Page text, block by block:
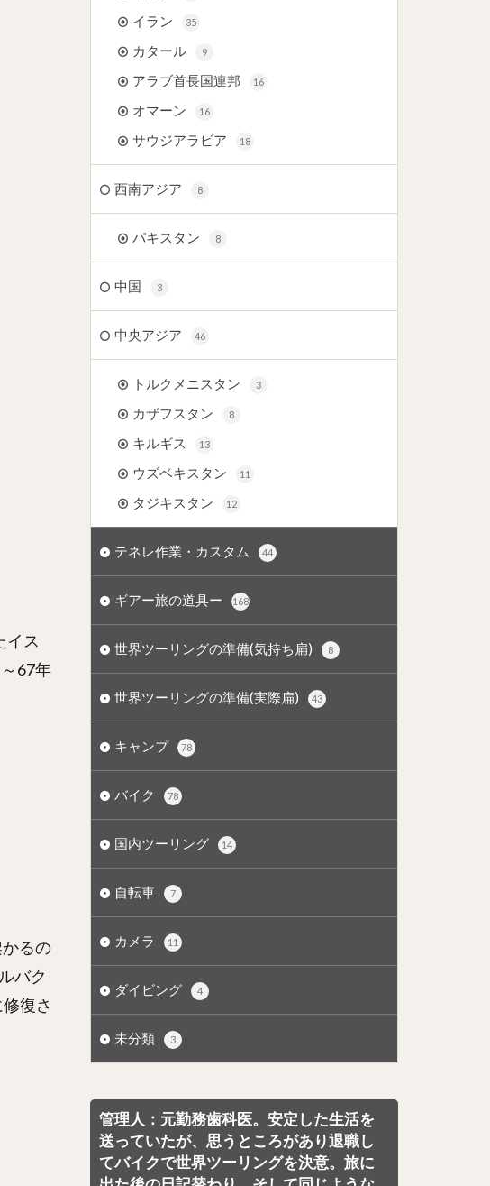
イス
67年
るの
バク
復さ
イラン 35
カタール 9
アラブ首長国連邦 16
オマーン 16
サウジアラビア 18
西南アジア 8
パキスタン 8
中国 3
中央アジア 46
トルクメニスタン 3
カザフスタン 8
キルギス 13
ウズベキスタン 11
タジキスタン 12
テネレ作業・カスタム 44
ギアー旅の道具ー 168
世界ツーリングの準備(気持ち扁) 8
世界ツーリングの準備(実際扁) 43
キャンプ 78
バイク 78
国内ツーリング 14
自転車 7
カメラ 11
ダイビング 4
未分類 3
管理人：元勤務歯科医。安定した生活を
送っていたが、思うところがあり退職し
てバイクで世界ツーリングを決意。旅に